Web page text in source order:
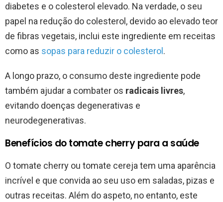
diabetes e o colesterol elevado. Na verdade, o seu
papel na redução do colesterol, devido ao elevado teor
de fibras vegetais, inclui este ingrediente em receitas
como as sopas para reduzir o colesterol .
A longo prazo, o consumo deste ingrediente pode
também ajudar a combater os radicais livres,
evitando doenças degenerativas e
neurodegenerativas.
Benefícios do tomate cherry para a saúde
O tomate cherry ou tomate cereja tem uma aparência
incrível e que convida ao seu uso em saladas, pizas e
outras receitas. Além do aspeto, no entanto, este